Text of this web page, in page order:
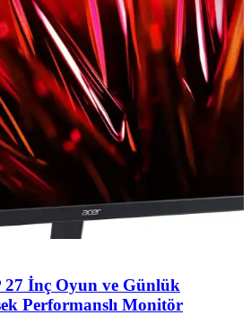
İnç Oyun ve Günlük
Performanslı Monitör